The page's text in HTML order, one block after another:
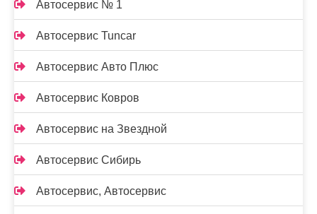
Автосервис № 1
Автосервис Tuncar
Автосервис Авто Плюс
Автосервис Ковров
Автосервис на Звездной
Автосервис Сибирь
Автосервис, Автосервис